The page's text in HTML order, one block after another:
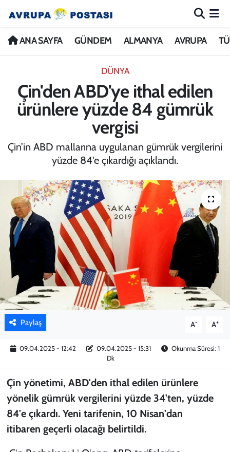
ANA SAYFA GÜNDEM ALMANYA AVRUPA
DÜNYA
Çin'den ABD'ye ithal edilen
ürünlere yüzde 84 gümrük
vergisi
Çin’in ABD mallarına uygulanan gümrük vergilerini
yüzde 84'e çıkardığı açıklandı.
Paylaş A- A+
09.04.2025 - 12:42 09.04.2025 - 15:31
Okunma Süresi: 1
Dk
Çin yönetimi, ABD'den ithal edilen ürünlere
yönelik gümrük vergilerini yüzde 34'ten, yüzde
84'e çıkardı. Yeni tarifenin, 10 Nisan'dan
itibaren geçerli olacağı belirtildi.
ANA SAYFA
ALMANYA
AVRUPA
TÜRKİYE
KÜLTÜR
SPOR
KADIN
YAZARLAR
Nöbetçi Eczaneler
İstanbul Namaz Vakitleri
Trafik Durumu
Avrupa Ligi Puan Durumu ve Fikstür
Son Dakika Haberleri
Haber Arşivi